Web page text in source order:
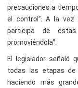
precauciones a
el control”. A la vez
participa de
promoviéndola”.
El legislador señaló
todas las etapas
haciendo más